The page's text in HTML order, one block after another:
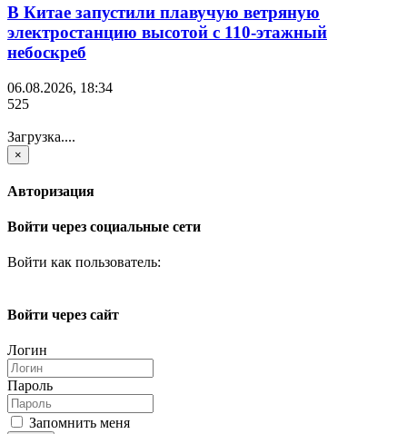
В Китае запустили плавучую ветряную
электростанцию высотой с 110-этажный
небоскреб
06.08.2026, 18:34
525
Загрузка....
×
Авторизация
Войти через социальные сети
Войти как пользователь:
Войти через сайт
Логин
Пароль
Запомнить меня